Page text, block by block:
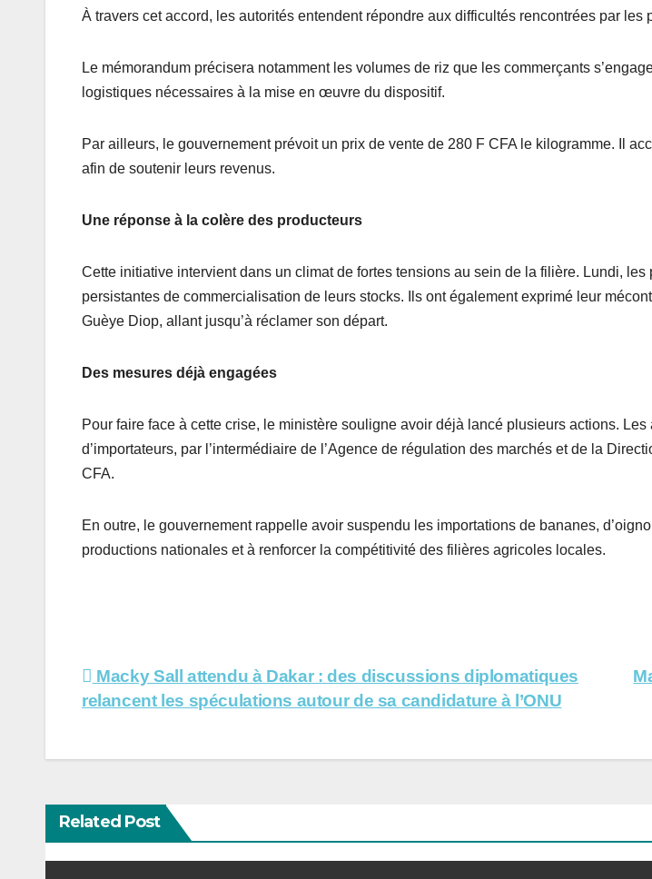
À travers cet accord, les autorités entendent répondre aux difficultés rencontrées par les
Le mémorandum précisera notamment les volumes de riz que les commerçants
logistiques nécessaires à la mise en œuvre du dispositif.
Par ailleurs, le gouvernement prévoit un prix de vente de 280 F CFA le kilogramme. Il
afin de soutenir leurs revenus.
Une réponse à la colère des producteurs
Cette initiative intervient dans un climat de fortes tensions au sein de la filière. Lundi,
persistantes de commercialisation de leurs stocks. Ils ont également exprimé leur
Guèye Diop, allant jusqu’à réclamer son départ.
Des mesures déjà engagées
Pour faire face à cette crise, le ministère souligne avoir déjà lancé plusieurs actions.
d’importateurs, par l’intermédiaire de l’Agence de régulation des marchés et de la
CFA.
En outre, le gouvernement rappelle avoir suspendu les importations de bananes,
productions nationales et à renforcer la compétitivité des filières agricoles locales.
Navigation
de
l’article
Macky Sall attendu à Dakar : des discussions diplomatiques
relancent les spéculations autour de sa candidature à l’ONU
Related Post